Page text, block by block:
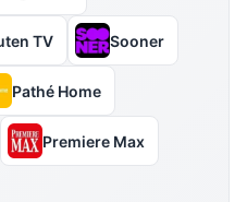
TV Sooner
Pathé Home
Premiere Max